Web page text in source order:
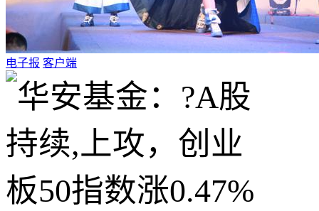
电子报 客户端